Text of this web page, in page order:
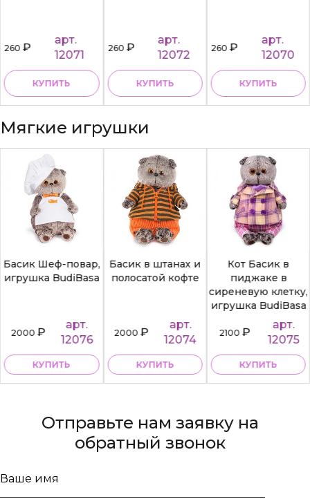
260₽
арт.
12071
КУПИТЬ
260₽
арт.
12072
КУПИТЬ
260₽
арт.
12070
КУПИТЬ
Мягкие игрушки
Басик Шеф-повар,
игрушка BudiBasa
2000₽
арт.
12076
КУПИТЬ
Басик в штанах и
полосатой кофте
2000₽
арт.
12074
КУПИТЬ
Кот Басик в
пиджаке в
сиреневую клетку,
игрушка BudiBasa
2100₽
арт.
12075
КУПИТЬ
Отправьте нам заявку на
обратный звонок